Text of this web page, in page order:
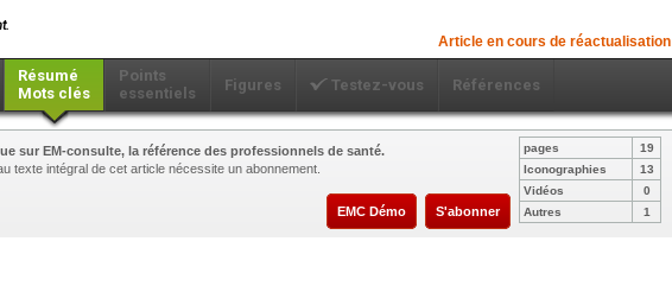
Article en cours de réactualisation
Résumé
Mots clés
Points
essentiels
Figures Testez-vous Références
sur EM-consulte, la référence des professionnels de santé.
texte intégral de cet article nécessite un abonnement.
EMC Démo S'abonner
pages
19
Iconographies
13
Vidéos
0
Autres
1